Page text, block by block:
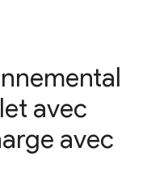
avec
avec